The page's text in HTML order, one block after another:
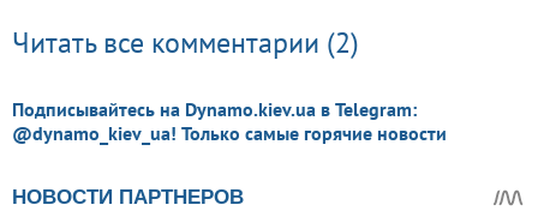
Читать все комментарии (2)
Подписывайтесь на Dynamo.kiev.ua в Telegram:
@dynamo_kiev_ua! Только самые горячие новости